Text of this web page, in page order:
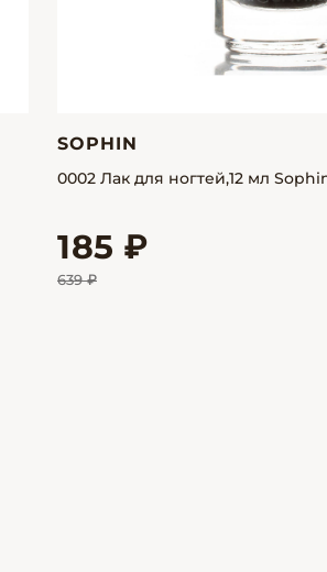
SOPHIN
0002 Лак для ногтей,12 мл
185 ₽
639 ₽